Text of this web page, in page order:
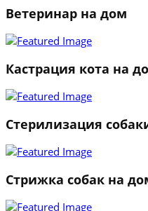
Ветеринар на дом
Кастрация кота на
Стерилизация
Стрижка собак на